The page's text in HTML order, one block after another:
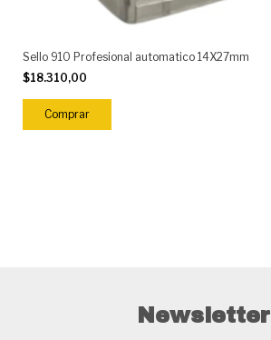
Sello 910 Profesional automatico 14X27mm
$18.310,00
Comprar
Newsletter